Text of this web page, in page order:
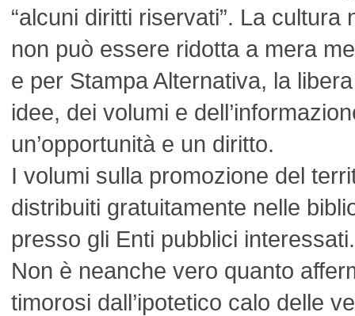
“alcuni diritti riservati”. La cultura
non può essere ridotta a mera
e per Stampa Alternativa, la
idee, dei volumi e
un’opportunità e un diritto.
I volumi sulla promozione del
distribuiti gratuitamente nelle
presso gli Enti pubblici interessati.
Non è neanche vero quanto
timorosi dall’ipotetico calo delle